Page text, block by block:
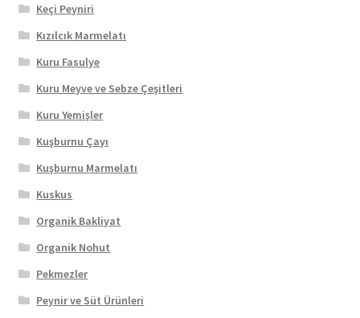
Keçi Peyniri
Kızılcık Marmelatı
Kuru Fasulye
Kuru Meyve ve Sebze Çeşitleri
Kuru Yemişler
Kuşburnu Çayı
Kuşburnu Marmelatı
Kuskus
Organik Bakliyat
Organik Nohut
Pekmezler
Peynir ve Süt Ürünleri